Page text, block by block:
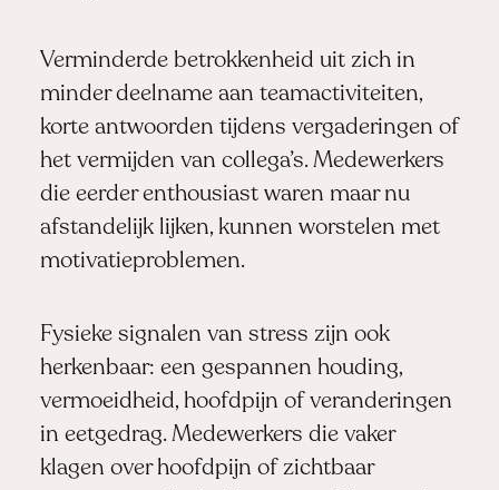
Verminderde betrokkenheid uit zich in
minder deelname aan teamactiviteiten,
korte antwoorden tijdens vergaderingen of
het vermijden van collega’s. Medewerkers
die eerder enthousiast waren maar nu
afstandelijk lijken, kunnen worstelen met
motivatieproblemen.
Fysieke signalen van stress zijn ook
herkenbaar: een gespannen houding,
vermoeidheid, hoofdpijn of veranderingen
in eetgedrag. Medewerkers die vaker
klagen over hoofdpijn of zichtbaar